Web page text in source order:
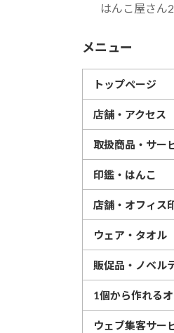
はんこ屋さん
メニュー
トップページ
店舗・アクセス
取扱商品・サー
印鑑・はんこ
店舗・オフィス
ウェア・タオル
販促品・ノベル
1個から作れる
ウェブ集客サー